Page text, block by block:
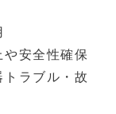
安全性確保
ラブル・故